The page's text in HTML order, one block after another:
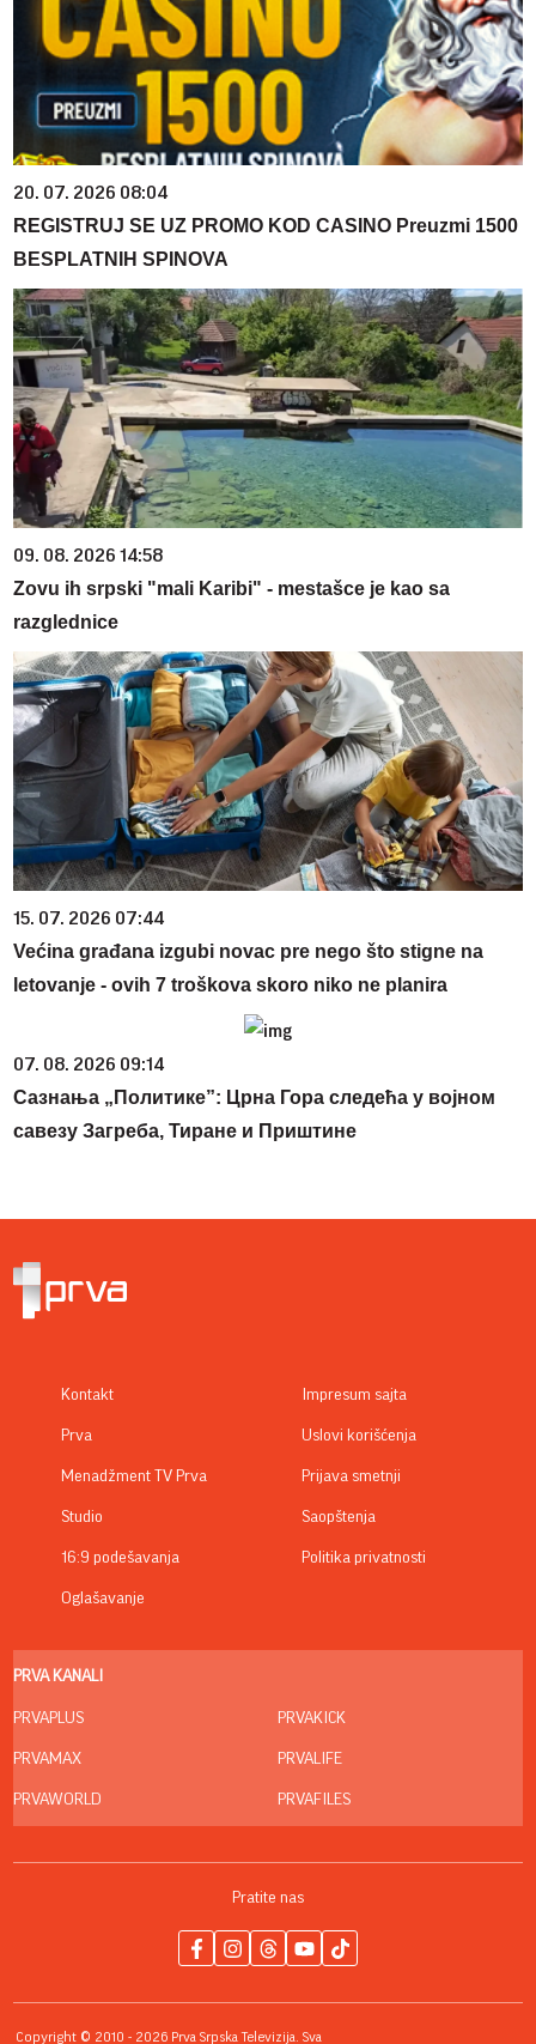
20. 07. 2026 08:04
REGISTRUJ SE UZ PROMO KOD CASINO Preuzmi 1500
BESPLATNIH SPINOVA
09. 08. 2026 14:58
Zovu ih srpski "mali Karibi" - mestašce je kao sa
razglednice
15. 07. 2026 07:44
Većina građana izgubi novac pre nego što stigne na
letovanje - ovih 7 troškova skoro niko ne planira
07. 08. 2026 09:14
Сазнања „Политике”: Црна Гора следећа у војном
савезу Загреба, Тиране и Приштине
Kontakt
Prva
Menadžment TV Prva
Studio
16:9 podešavanja
Oglašavanje
Impresum sajta
Uslovi korišćenja
Prijava smetnji
Saopštenja
Politika privatnosti
PRVA KANALI
PRVAPLUS
PRVAMAX
PRVAWORLD
PRVAKICK
PRVALIFE
PRVAFILES
Pratite nas
Copyright © 2010 - 2026 Prva Srpska Televizija. Sva